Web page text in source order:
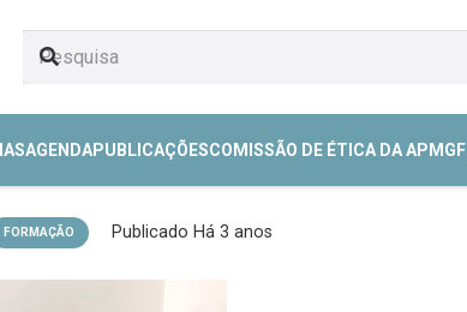
AGENDAPUBLICAÇÕESCOMISSÃO DE ÉTICA DA APMGF
FORMAÇÃO Publicado Há 3 anos